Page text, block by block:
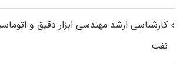
کارشناسی ارشد مهندسی ابزار دقیق و
نفت